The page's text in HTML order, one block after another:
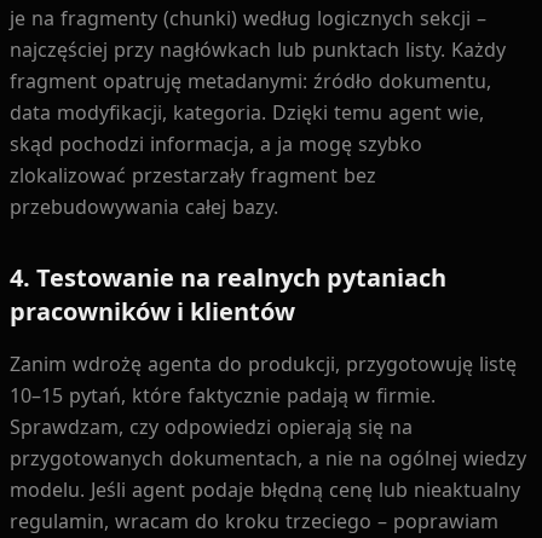
je na fragmenty (chunki) według logicznych sekcji –
najczęściej przy nagłówkach lub punktach listy. Każdy
fragment opatruję metadanymi: źródło dokumentu,
data modyfikacji, kategoria. Dzięki temu agent wie,
skąd pochodzi informacja, a ja mogę szybko
zlokalizować przestarzały fragment bez
przebudowywania całej bazy.
4. Testowanie na realnych pytaniach
pracowników i klientów
Zanim wdrożę agenta do produkcji, przygotowuję listę
10–15 pytań, które faktycznie padają w firmie.
Sprawdzam, czy odpowiedzi opierają się na
przygotowanych dokumentach, a nie na ogólnej wiedzy
modelu. Jeśli agent podaje błędną cenę lub nieaktualny
regulamin, wracam do kroku trzeciego – poprawiam